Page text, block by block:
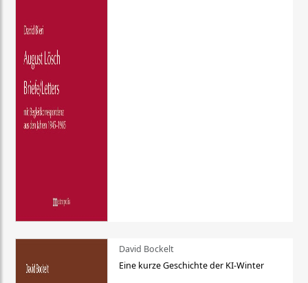
David Bockelt
Eine kurze Geschichte der KI-Winter